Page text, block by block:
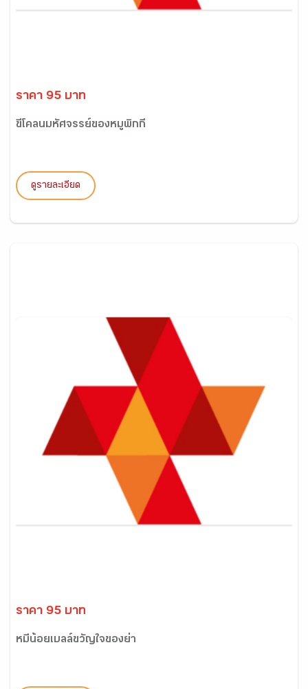
ราคา 95 บาท
ขี้โคลนมหัศจรรย์ของหมูพิกกี้
ดูรายละเอียด
ราคา 95 บาท
หมีน้อยเบลล์ขวัญใจของย่า